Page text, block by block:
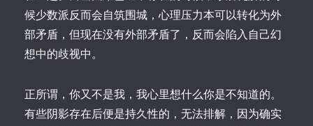
候少数派反而会自筑围城，心理压力本可以转化为外
部矛盾，但现在没有外部矛盾了，反而会陷入自己幻
想中的歧视中。
正所谓，你又不是我，我心里想什么你是不知道的。
有些阴影存在后便是持久性的，无法排解，因为确实